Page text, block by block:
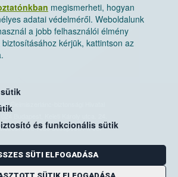
megismerheti, hogyan
adatai védelméről. Weboldalunk
a jobb felhasználói élmény
kérjük, kattintson az
és funkcionális sütik
SÜTI ELFOGADÁSA
Élelmiszerlánc-biztonsági Hivatal
cím: 1525 Budapest. Pf. 30.
ugyfelszolgalat@nebih.gov.hu
Zöld szám: 06-80/263-244